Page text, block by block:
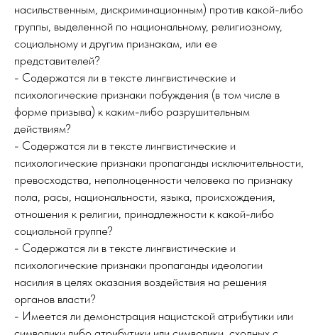
насильственным, дискриминационным) против какой-либо
группы, выделенной по национальному, религиозному,
социальному и другим признакам, или ее
представителей?
- Содержатся ли в тексте лингвистические и
психологические признаки побуждения (в том числе в
форме призыва) к каким-либо разрушительным
действиям?
- Содержатся ли в тексте лингвистические и
психологические признаки пропаганды исключительности,
превосходства, неполноценности человека по признаку
пола, расы, национальности, языка, происхождения,
отношения к религии, принадлежности к какой-либо
социальной группе?
- Содержатся ли в тексте лингвистические и
психологические признаки пропаганды идеологии
насилия в целях оказания воздействия на решения
органов власти?
- Имеется ли демонстрация нацистской атрибутики или